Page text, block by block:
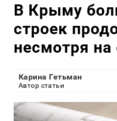
В Крыму
строек
несмотря
Карина Гетьман
Автор статьи